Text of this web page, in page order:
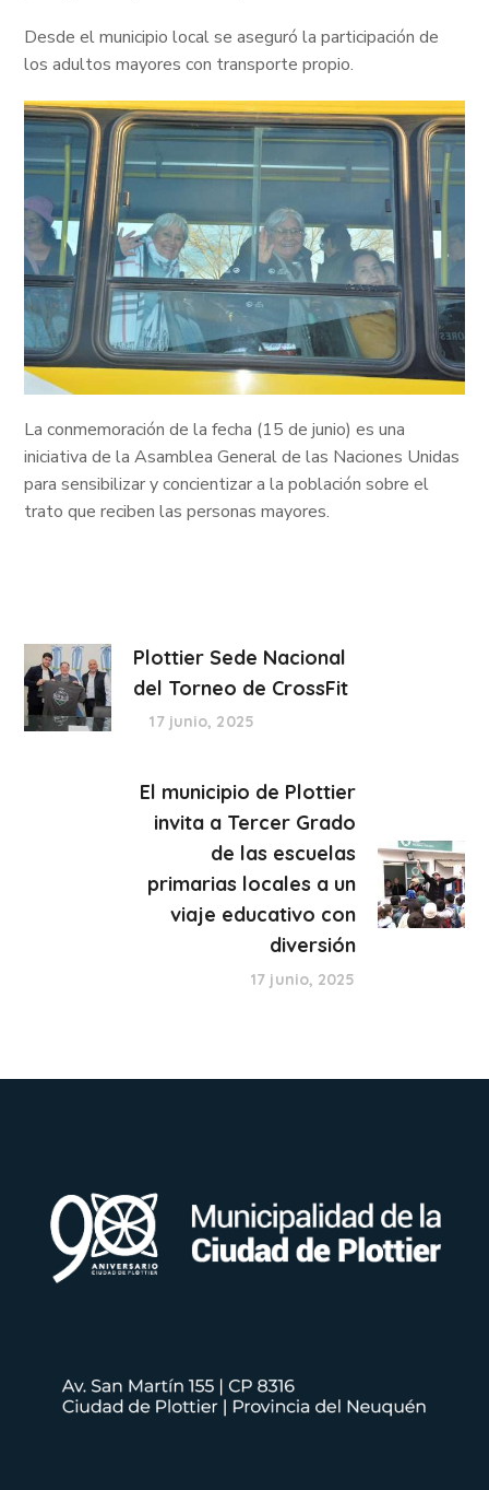
Desde el municipio local se aseguró la participación de
los adultos mayores con transporte propio.
La conmemoración de la fecha (15 de junio) es una
iniciativa de la Asamblea General de las Naciones Unidas
para sensibilizar y concientizar a la población sobre el
trato que reciben las personas mayores.
Plottier Sede Nacional
del Torneo de CrossFit
17 junio, 2025
El municipio de Plottier
invita a Tercer Grado
de las escuelas
primarias locales a un
viaje educativo con
diversión
17 junio, 2025